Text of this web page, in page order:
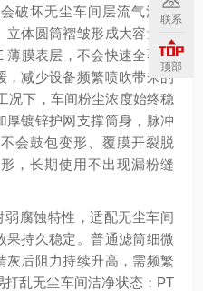
破坏无尘车间层流气流设
体圆筒褶皱形成大容量容
薄膜表层，不会快速全覆盖
，减少设备频繁喷吹带来的
况下，车间粉尘浓度始终稳
厚镀锌护网支撑筒身，脉冲
会鼓包变形、覆膜开裂脱
，长期使用不出现漏粉缝
腐蚀特性，适配无尘车间
果持久稳定。普通滤筒细微
灰后阻力持续升高，需频繁
乱无尘车间洁净状态；PT
联系
顶部